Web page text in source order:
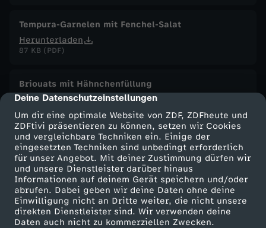
cmp-dialog-description
Deine Datenschutzeinstellungen
Um dir eine optimale Website von ZDF, ZDFheute und
ZDFtivi präsentieren zu können, setzen wir Cookies
und vergleichbare Techniken ein. Einige der
eingesetzten Techniken sind unbedingt erforderlich
für unser Angebot. Mit deiner Zustimmung dürfen wir
und unsere Dienstleister darüber hinaus
Informationen auf deinem Gerät speichern und/oder
abrufen. Dabei geben wir deine Daten ohne deine
Einwilligung nicht an Dritte weiter, die nicht unsere
direkten Dienstleister sind. Wir verwenden deine
Daten auch nicht zu kommerziellen Zwecken.
Tempura-Garnelen mit Fenchel-Salat
Herunterladen
87 KB (PDF)
Briouats mit Hähnchenfüllung
Herunterladen
16 KB (PDF)
Grünkohl-Gemüsesuppe mit Grünkohlchips
Herunterladen
63 KB (PDF)
Selbstgemachtes Knäckebrot
Herunterladen